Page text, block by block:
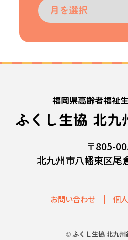
福岡県高齢者福祉
ふくし生協 北九
〒805-
北九州市八幡東区
お問い合わせ 個
© ふくし生協 北九州